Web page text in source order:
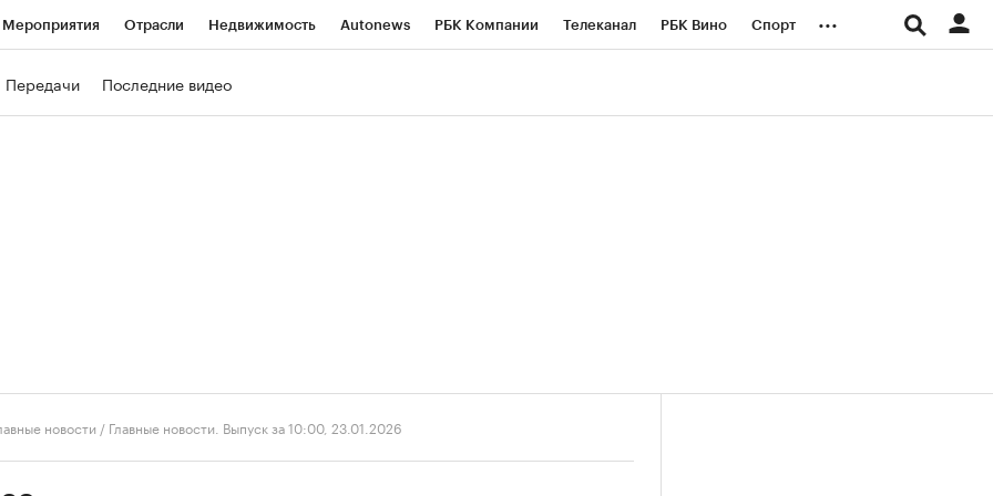
Мероприятия Отрасли Недвижимость Autonews РБК Компании Телеканал РБК Вино Спорт ...
Передачи Последние видео
новости / Главные новости. Выпуск за 10:00, 23.01.2026